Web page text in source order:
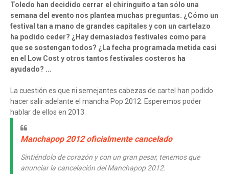
Toledo han decidido cerrar el chiringuito a tan sólo una
semana del evento nos plantea muchas preguntas. ¿Cómo un
festival tan a mano de grandes capitales y con un cartelazo
ha podido ceder? ¿Hay demasiados festivales como para
que se sostengan todos? ¿La fecha programada metida casi
en el Low Cost y otros tantos festivales costeros ha
ayudado? ...
La cuestión es que ni semejantes cabezas de cartel han podido
hacer salir adelante el mancha Pop 2012. Esperemos poder
hablar de ellos en 2013.
Manchapop 2012 oficialmente cancelado
Sintiéndolo de corazón y con un gran pesar, tenemos que
anunciar la cancelación del Manchapop 2012.